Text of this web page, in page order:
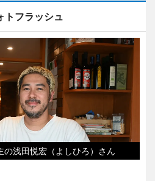
トフラッシュ
の浅田悦宏（よしひろ）さん